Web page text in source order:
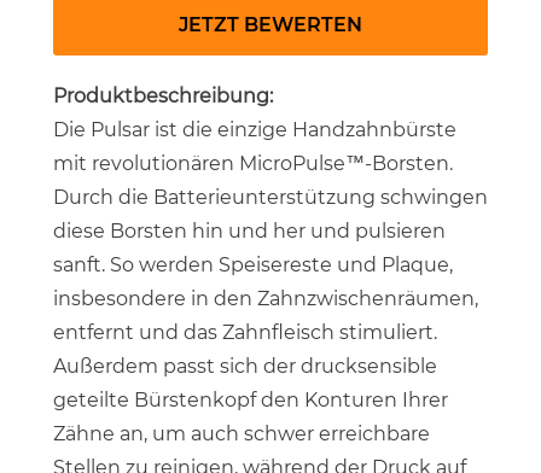
JETZT BEWERTEN
Produktbeschreibung:
Die Pulsar ist die einzige Handzahnbürste
mit revolutionären MicroPulse™-Borsten.
Durch die Batterieunterstützung schwingen
diese Borsten hin und her und pulsieren
sanft. So werden Speisereste und Plaque,
insbesondere in den Zahnzwischenräumen,
entfernt und das Zahnfleisch stimuliert.
Außerdem passt sich der drucksensible
geteilte Bürstenkopf den Konturen Ihrer
Zähne an, um auch schwer erreichbare
Stellen zu reinigen, während der Druck auf